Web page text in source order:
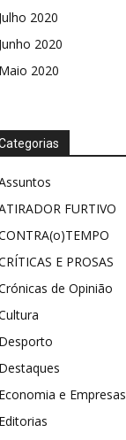
Julho 2020
Junho 2020
Maio 2020
FURTIVO
E PROSAS
de Opinião
Desporto
Destaques
Economia e Empresas
Editorias